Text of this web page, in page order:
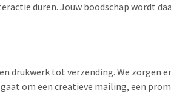
duren. Jouw boodschap wordt
drukwerk tot verzending. We zorgen
om een creatieve mailing, een